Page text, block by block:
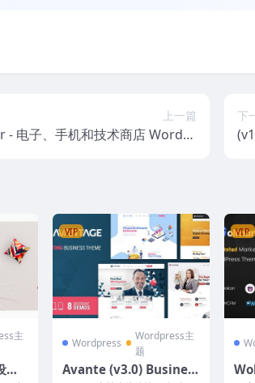
上一篇
- 电子、手机和技术商店 WordPr
下
主
计
VIP
Wordpress
Wordpress主
题
Avante (v3.0) Busines
VIP